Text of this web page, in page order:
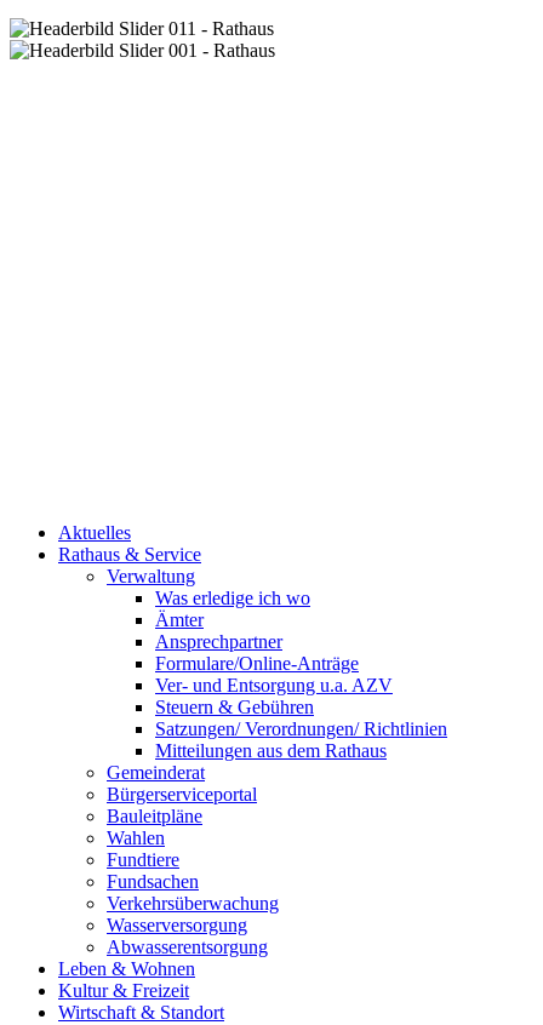
Aktuelles
Rathaus & Service
Verwaltung
Was erledige ich wo
Ämter
Ansprechpartner
Formulare/Online-Anträge
Ver- und Entsorgung u.a. AZV
Steuern & Gebühren
Satzungen/ Verordnungen/ Richtlinien
Mitteilungen aus dem Rathaus
Gemeinderat
Bürgerserviceportal
Bauleitpläne
Wahlen
Fundtiere
Fundsachen
Verkehrsüberwachung
Wasserversorgung
Abwasserentsorgung
Leben & Wohnen
Kultur & Freizeit
Wirtschaft & Standort